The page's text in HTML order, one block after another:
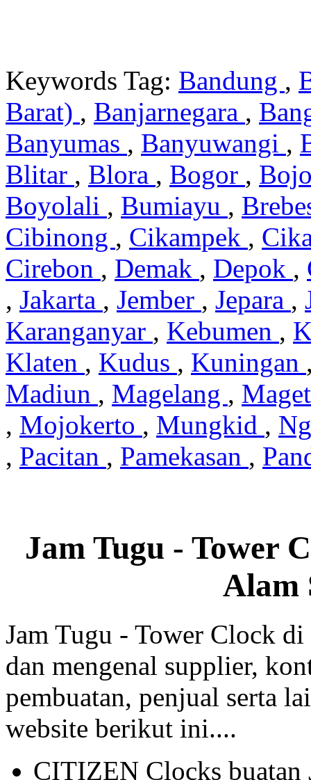
Keywords Tag: Bandung ,
Barat) , Banjarnegara ,
Banyumas , Banyuwangi ,
Blitar , Blora , Bogor ,
Boyolali , Bumiayu ,
Cibinong , Cikampek ,
Cirebon , Demak , Depok ,
, Jakarta , Jember , Jepara ,
Karanganyar , Kebumen ,
Klaten , Kudus , Kuningan
Madiun , Magelang ,
, Mojokerto , Mungkid ,
, Pacitan , Pamekasan ,
Jam Tugu - Tower
Alam
Jam Tugu - Tower Clock
dan mengenal supplier,
pembuatan, penjual serta
website berikut ini....
CITIZEN Clocks buatan